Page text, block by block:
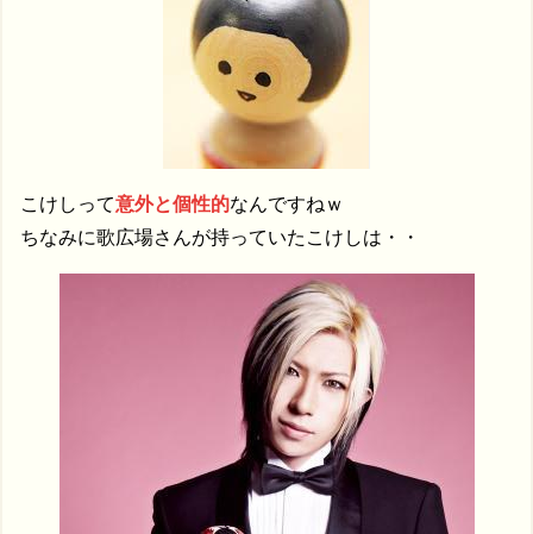
こけしって意外と個性的なんですねｗ
ちなみに歌広場さんが持っていたこけしは・・